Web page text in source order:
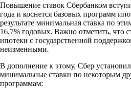
Повышение ставок Сбербанком
года и коснется базовых программ
результате минимальная ставка по
16,7% годовых. Важно отметить, что
ипотеки с государственной
неизменными.
В дополнение к этому, Сбер
минимальные ставки по некоторым
программам: